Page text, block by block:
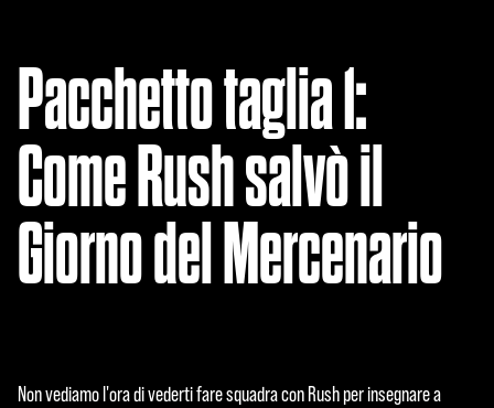
cy di
YouT
trasf
erim
dei
er di
Pacchetto taglia 1:
Come Rush salvò il
Giorno del Mercenario
Non vediamo l'ora di vederti fare squadra con Rush per insegnare a